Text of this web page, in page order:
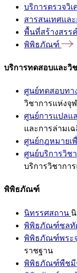
บริการตรวจวิ
สารสนเทศแล
พื้นที่สร้างสรรค์
พิพิธภัณฑ์
บริการทดสอบและวิ
ศูนย์ทดสอบทา
วิชาการแห่งจุ
ศูนย์การแปลแ
และการล่ามเ
ศูนย์กฎหมายเ
ศูนย์บริการวิช
บริการวิชากา
พิพิธภัณฑ์
นิทรรศสถาน
พิพิธภัณฑ์ชลทั
พิพิธภัณฑ์พระ
ราชฐาน
พิพิธภัณฑ์พืชมี